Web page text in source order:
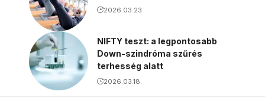
2026.03.23.
NIFTY teszt: a legpontosabb
Down-szindróma szűrés
terhesség alatt
2026.03.18.